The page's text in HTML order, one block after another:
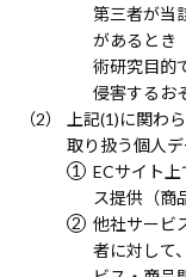
第三者が当
があるとき
術研究目的
侵害するお
上記(1)に関わ
取り扱う個人
ECサイト
ス提供（商
他社サービ
者に対して